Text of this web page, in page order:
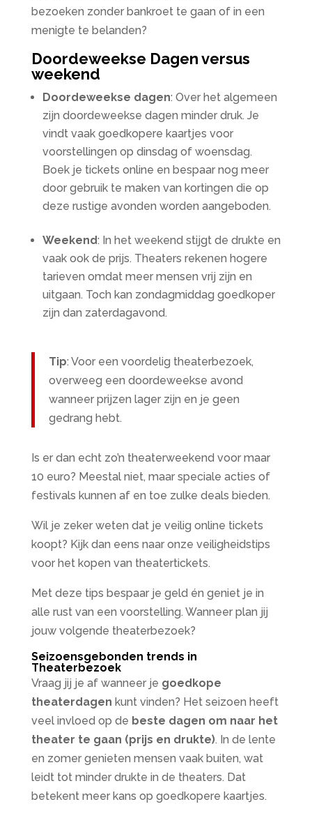
bezoeken zonder bankroet te gaan of in een
menigte te belanden?
Doordeweekse Dagen versus
weekend
Doordeweekse dagen: Over het algemeen
zijn doordeweekse dagen minder druk. Je
vindt vaak goedkopere kaartjes voor
voorstellingen op dinsdag of woensdag.
Boek je tickets online en bespaar nog meer
door gebruik te maken van kortingen die op
deze rustige avonden worden aangeboden.
Weekend: In het weekend stijgt de drukte en
vaak ook de prijs. Theaters rekenen hogere
tarieven omdat meer mensen vrij zijn en
uitgaan. Toch kan zondagmiddag goedkoper
zijn dan zaterdagavond.
Tip: Voor een voordelig theaterbezoek,
overweeg een doordeweekse avond
wanneer prijzen lager zijn en je geen
gedrang hebt.
Is er dan echt zo’n theaterweekend voor maar
10 euro? Meestal niet, maar speciale acties of
festivals kunnen af en toe zulke deals bieden.
Wil je zeker weten dat je veilig online tickets
koopt? Kijk dan eens naar onze veiligheidstips
voor het kopen van theatertickets.
Met deze tips bespaar je geld én geniet je in
alle rust van een voorstelling. Wanneer plan jij
jouw volgende theaterbezoek?
Seizoensgebonden trends in
Theaterbezoek
Vraag jij je af wanneer je goedkope
theaterdagen kunt vinden? Het seizoen heeft
veel invloed op de beste dagen om naar het
theater te gaan (prijs en drukte). In de lente
en zomer genieten mensen vaak buiten, wat
leidt tot minder drukte in de theaters. Dat
betekent meer kans op goedkopere kaartjes.